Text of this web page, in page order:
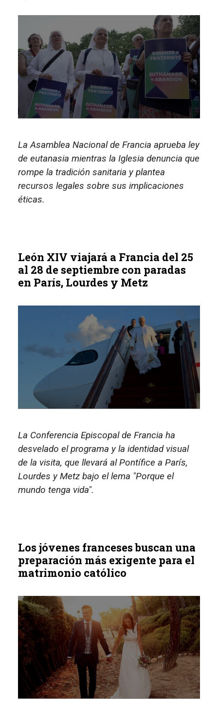
La Asamblea Nacional de Francia aprueba ley
de eutanasia mientras la Iglesia denuncia que
rompe la tradición sanitaria y plantea
recursos legales sobre sus implicaciones
éticas.
León XIV viajará a Francia del 25
al 28 de septiembre con paradas
en París, Lourdes y Metz
La Conferencia Episcopal de Francia ha
desvelado el programa y la identidad visual
de la visita, que llevará al Pontífice a París,
Lourdes y Metz bajo el lema "Porque el
mundo tenga vida".
Los jóvenes franceses buscan una
preparación más exigente para el
matrimonio católico